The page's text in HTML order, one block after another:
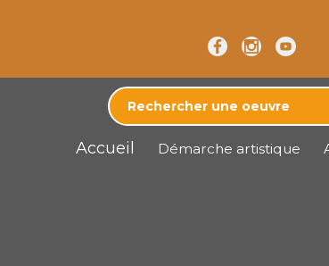
Accueil Démarche artistique